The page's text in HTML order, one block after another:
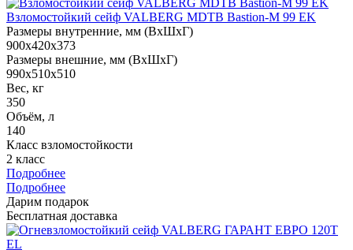
Взломостойкий сейф VALBERG MDTB Bastion-M 99 EK
Размеры внутренние, мм (ВхШхГ)
900x420x373
Размеры внешние, мм (ВхШхГ)
990x510x510
Вес, кг
350
Объём, л
140
Класс взломостойкости
2 класс
Подробнее
Подробнее
Дарим подарок
Бесплатная доставка